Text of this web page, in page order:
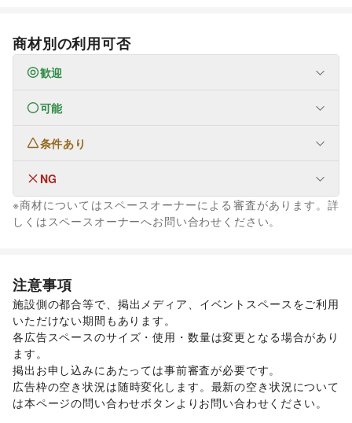
商材別の利用可否
歓迎
なし可能
ファッション
ユニセックス
/ジュエリー・アクセサリー/メガネ・アイウェア/ 腕時計/
靴/バッグ・革小物/ファッション雑貨/ 和服・着物
軽食・ホットスナック
ワイン・洋酒/日本酒・焼酎・地酒/食材・調味料/
物産展・マルシェ/キッチンカー・移動販売
野菜・果物・生鮮食品 /その他フード・飲食
インテリア・生活雑貨
インテリア /寝具・ベッド/家具・家電/
キッチン雑貨・調理器具/掃除用品・生活便利品/文房具/
手芸・ハンドメイド/DIY用品・日曜大工/
条件あり
なしNG
なし
※商材についてはスペースオーナーによる審査があります。詳
しくはスペースオーナーへお問い合わせください。
注意事項
施設側の都合等で、掲出メディア、イベントスペースをご利用
いただけない期間もあります。
各広告スペースのサイズ・使用・数量は変更となる場合があり
ます。
掲出お申し込みにあたっては事前審査が必要です。
広告枠の空き状況は随時変化します。最新の空き状況について
は本ページの問い合わせボタンよりお問い合わせください。